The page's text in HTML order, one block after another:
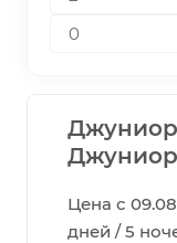
Джуниор
Цена с
дней / 5